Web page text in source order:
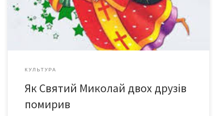
різдвяні публікації казок, придуманих нашими наймолодшими
читачами. Це буде цікаво й вам, дорослі, […]
КУЛЬТУРА
Як Святий Миколай двох друзів
помирив